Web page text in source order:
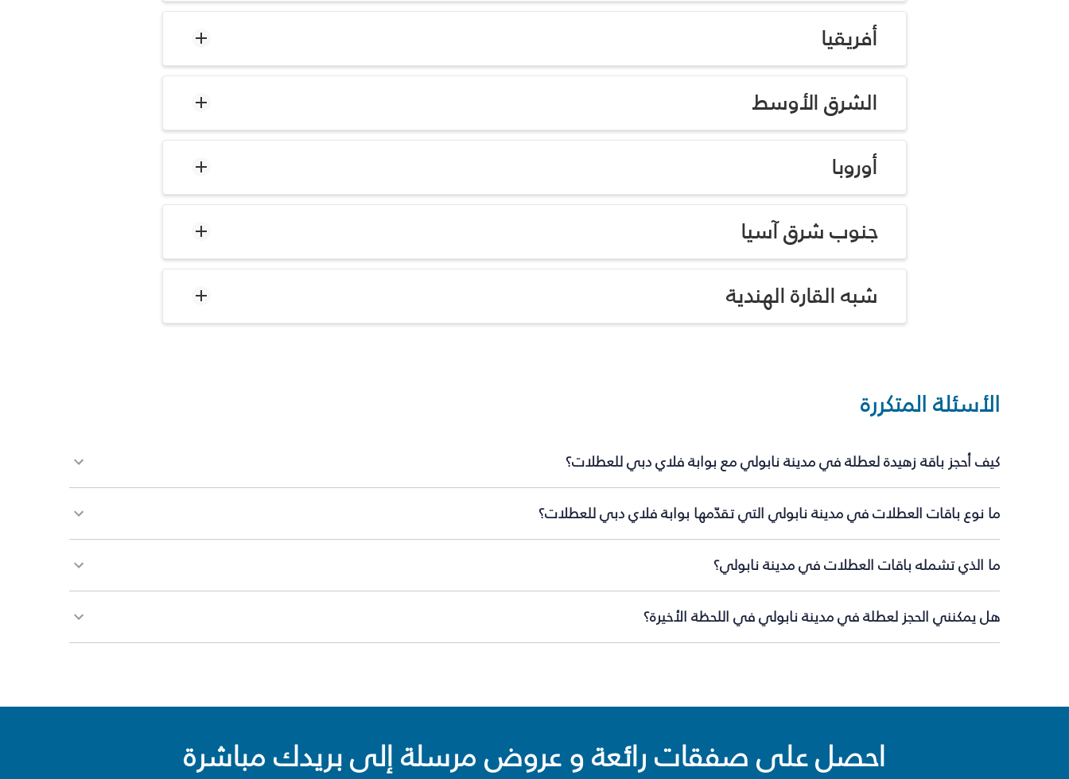
أفريقيا
الشرق الأوسط
أوروبا
جنوب شرق آسيا
شبه القارة الهندية
الأسئلة المتكررة
كيف أحجز باقة زهيدة لعطلة في مدينة نابولي مع بوابة فلاي دبي للعطلات؟
ما نوع باقات العطلات في مدينة نابولي التي تقدّمها بوابة فلاي دبي للعطلات؟
ما الذي تشمله باقات العطلات في مدينة نابولي؟
هل يمكنني الحجز لعطلة في مدينة نابولي في اللحظة الأخيرة؟
احصل على صفقات رائعة و عروض مرسلة إلى بريدك مباشرة